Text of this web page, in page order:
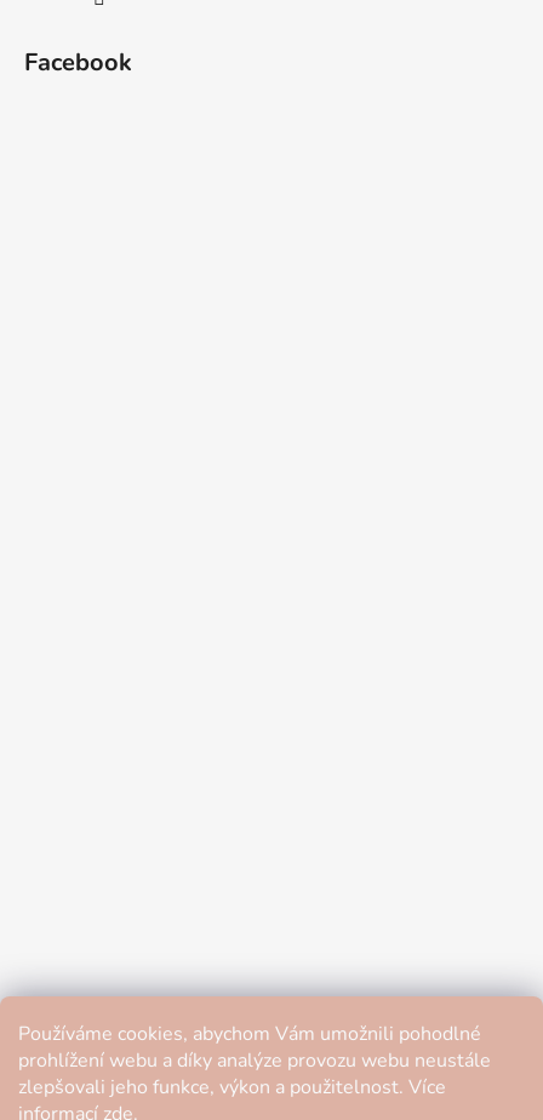
Používáme cookies, abychom Vám umožnili pohodlné
prohlížení webu a díky analýze provozu webu neustále
zlepšovali jeho funkce, výkon a použitelnost. Více
informací zde.
Facebook